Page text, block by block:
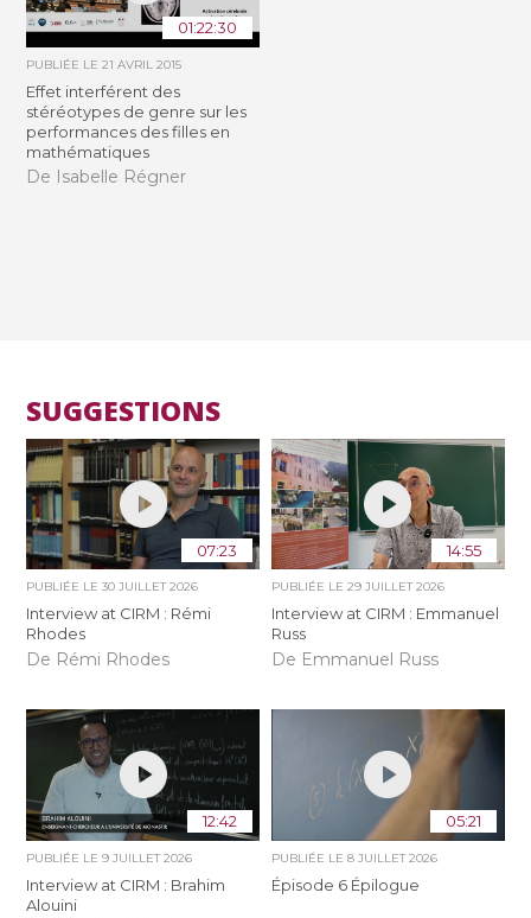
01:22:30
PUBLIÉE LE21 AVRIL 2015
Effet interférent des
stéréotypes de genre sur les
performances des filles en
mathématiques
De Isabelle Régner
SUGGESTIONS
07:23
PUBLIÉE LE30 JUILLET 2026
Interview at CIRM : Rémi
Rhodes
De Rémi Rhodes
14:55
PUBLIÉE LE 29 JUILLET 2026
Interview at CIRM : Emmanuel
Russ
De Emmanuel Russ
12:42
PUBLIÉE LE9 JUILLET 2026
Interview at CIRM : Brahim
Alouini
05:21
PUBLIÉE LE 8 JUILLET 2026
Épisode 6 Épilogue